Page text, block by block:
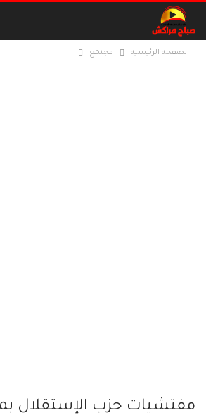
الصفحة الرئيسية مجتمع
مفتشيات حزب الإستقلال